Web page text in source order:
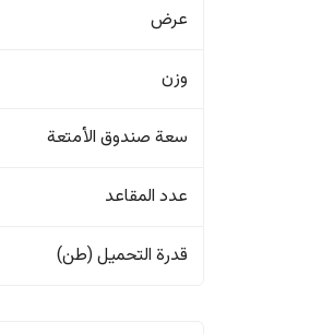
عرض
وزن
سعة صندوق الأمتعة
عدد المقاعد
قدرة التحميل (طن)